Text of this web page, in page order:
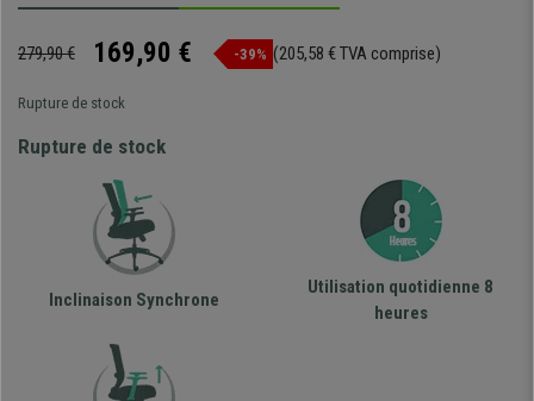
279,90 € 169,90 € -39% (205,58 € TVA comprise)
Rupture de stock
Rupture de stock
Inclinaison Synchrone
Utilisation quotidienne 8
heures